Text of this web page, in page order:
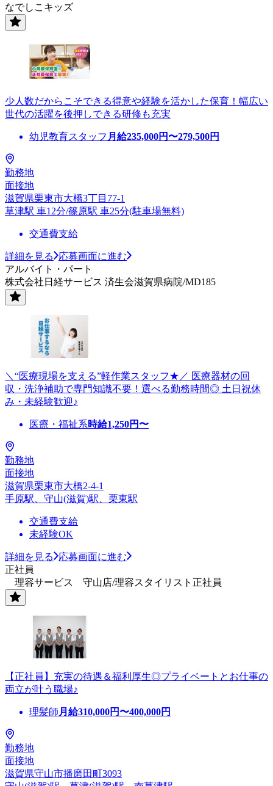
なでしこキッズ
少人数だからこそできる得意や経験を活かした保育！幅広い
世代の活躍を後押しできる研修も充実
幼児教育スタッフ 月給235,000円〜279,500円
勤務地
面接地
滋賀県栗東市大橋3丁目77-1
草津駅 車12分/篠原駅 車25分(駐車場無料)
交通費支給
詳細を見る
応募画面に進む
アルバイト・パート
株式会社日経サービス 済生会滋賀県病院/MD185
＼“医療現場を支える”軽作業スタッフ★／ 医療器材の回
収・洗浄補助で専門知識不要！選べる勤務時間◎ 土日祝休
み・未経験歓迎♪
医療・福祉系時給1,250円〜
勤務地
面接地
滋賀県栗東市大橋2-4-1
手原駅、守山(滋賀)駅、栗東駅
交通費支給
未経験OK
詳細を見る
応募画面に進む
正社員
理容サービス 守山店/理容スタイリスト正社員
【正社員】充実の待遇＆福利厚生◎プライベートとお仕事の
両立が叶う職場♪
理髪師 月給310,000円〜400,000円
勤務地
面接地
滋賀県守山市播磨田町3093